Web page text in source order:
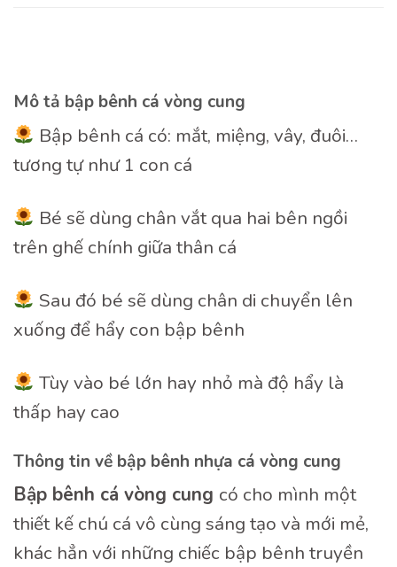
Mô tả bập bênh cá vòng cung
Bập bênh cá có: mắt, miệng, vây, đuôi…
tương tự như 1 con cá
Bé sẽ dùng chân vắt qua hai bên ngồi
trên ghế chính giữa thân cá
Sau đó bé sẽ dùng chân di chuyển lên
xuống để hẩy con bập bênh
Tùy vào bé lớn hay nhỏ mà độ hẩy là
thấp hay cao
Thông tin về bập bênh nhựa cá vòng cung
Bập bênh cá vòng cung có cho mình một
thiết kế chú cá vô cùng sáng tạo và mới mẻ,
khác hẳn với những chiếc bập bênh truyền